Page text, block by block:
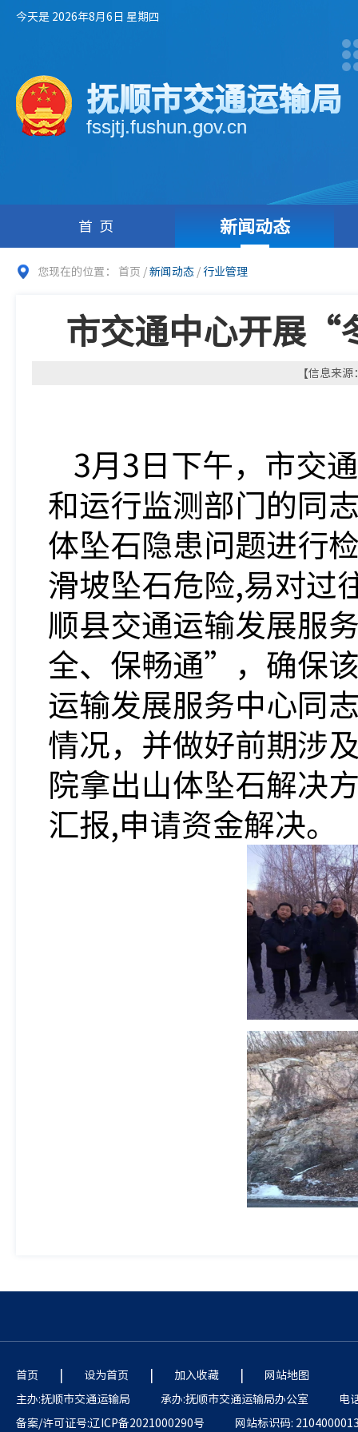
今天是 2026年8月6日 星期四
抚顺市交通运输局
fssjtj.fushun.gov.cn
首页 新闻动态
您现在的位置： 首页 /新闻动态 /行业管理
市交通中心开展“
【信息来
3月3日下午，市交
和运行监测部门的同
体坠石隐患问题进行
滑坡坠石危险,易对过
顺县交通运输发展服
全、保畅通”，确保
运输发展服务中心同
情况，并做好前期涉
院拿出山体坠石解决
汇报,申请资金解决。
首页 | 设为首页 | 加入收藏 |
网站地图
主办:抚顺市交通运输局
承办:抚顺市交通运输局办公室
电
备案/许可证号:辽ICP备2021000290号
网站标识码: